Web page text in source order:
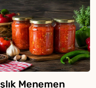
Menemen